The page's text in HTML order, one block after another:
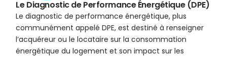
Le Diagnostic de Performance Énergétique (DPE)
Le diagnostic de performance énergétique, plus
communément appelé DPE, est destiné à renseigner
l’acquéreur ou le locataire sur la consommation
énergétique du logement et son impact sur les